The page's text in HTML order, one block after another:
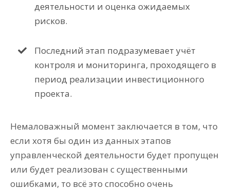
деятельности и оценка ожидаемых
рисков.
Последний этап подразумевает учёт
контроля и мониторинга, проходящего в
период реализации инвестиционного
проекта.
Немаловажный момент заключается в том, что
если хотя бы один из данных этапов
управленческой деятельности будет пропущен
или будет реализован с существенными
ошибками, то всё это способно очень